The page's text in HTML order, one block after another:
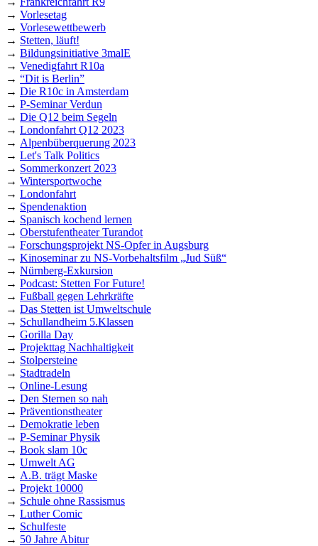
→ Vorlesetag
→ Vorlesewettbewerb
→ Stetten, läuft!
→ Bildungsinitiative 3malE
→ Venedigfahrt R10a
→ “Dit is Berlin”
→ Die R10c in Amsterdam
→ P-Seminar Verdun
→ Die Q12 beim Segeln
→ Londonfahrt Q12 2023
→ Alpenbüberquerung 2023
→ Let's Talk Politics
→ Sommerkonzert 2023
→ Wintersportwoche
→ Londonfahrt
→ Spendenaktion
→ Spanisch kochend lernen
→ Oberstufentheater Turandot
→ Forschungsprojekt NS-Opfer in Augsburg
→ Kinoseminar zu NS-Vorbehaltsfilm „Jud Süß“
→ Nürnberg-Exkursion
→ Podcast: Stetten For Future!
→ Fußball gegen Lehrkräfte
→ Das Stetten ist Umweltschule
→ Schullandheim 5.Klassen
→ Gorilla Day
→ Projekttag Nachhaltigkeit
→ Stolpersteine
→ Stadtradeln
→ Online-Lesung
→ Den Sternen so nah
→ Präventionstheater
→ Demokratie leben
→ P-Seminar Physik
→ Book slam 10c
→ Umwelt AG
→ A.B. trägt Maske
→ Projekt 10000
→ Schule ohne Rassismus
→ Luther Comic
→ Schulfeste
→ 50 Jahre Abitur